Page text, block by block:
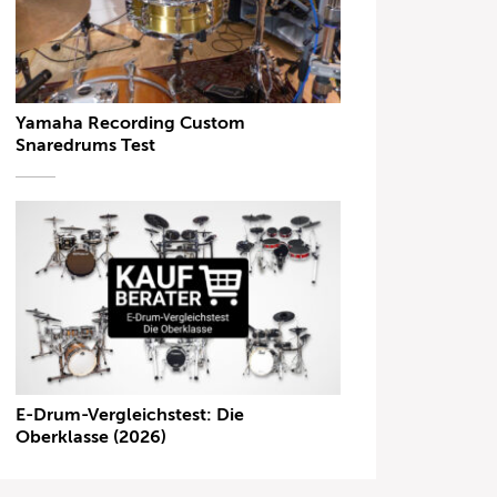
Yamaha Recording Custom
Snaredrums Test
E-Drum-Vergleichstest: Die
Oberklasse (2026)